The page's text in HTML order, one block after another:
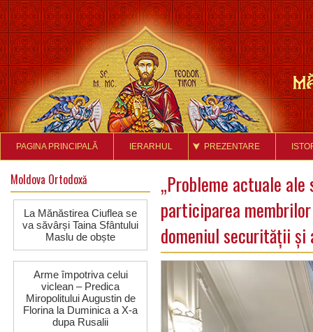
PAGINA PRINCIPALĂ IERARHUL PREZENTARE
Moldova Ortodoxă
La Mănăstirea Ciuflea se
va săvârși Taina Sfântului
Maslu de obște
Arme împotriva celui
viclean – Predica
Miropolitului Augustin de
Florina la Duminica a X-a
dupa Rusalii
„Probleme actuale
participarea
domeniul securităţii şi